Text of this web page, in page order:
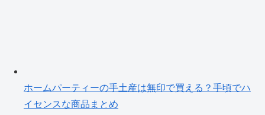
ホームパーティーの手土産は無印で買える？手頃でハ
イセンスな商品まとめ